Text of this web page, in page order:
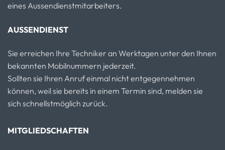
eines Aussendienstmitarbeiters.
AUSSENDIENST
Sie erreichen Ihre Techniker an Werktagen unter den Ihnen
bekannten Mobilnummern jederzeit.
Sollten sie Ihren Anruf einmal nicht entgegennehmen
können, weil sie bereits in einem Termin sind, melden sie
sich schnellstmöglich zurück.
MITGLIEDSCHAFTEN